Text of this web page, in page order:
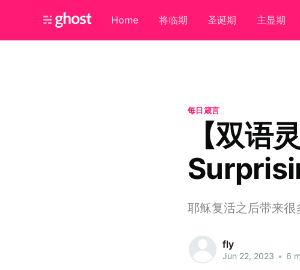
Home 将临期 圣诞期 主显期
每日箴言
【双语
耶稣复活之后带来很
fly
Jun 22, 2023 • 6